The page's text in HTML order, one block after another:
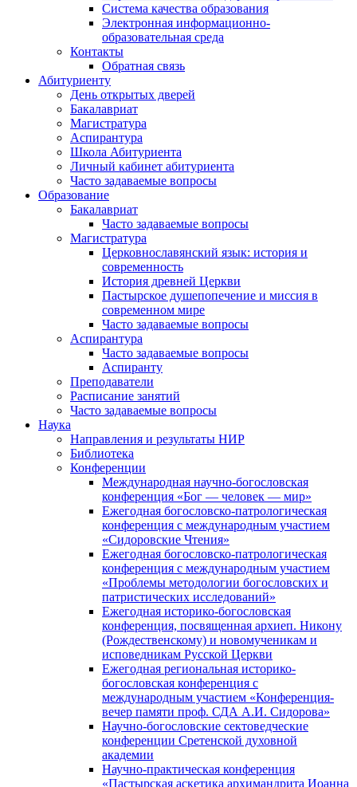
Система качества образования
Электронная информационно-
образовательная среда
Контакты
Обратная связь
Абитуриенту
День открытых дверей
Бакалавриат
Магистратура
Аспирантура
Школа Абитуриента
Личный кабинет абитуриента
Часто задаваемые вопросы
Образование
Бакалавриат
Часто задаваемые вопросы
Магистратура
Церковнославянский язык: история и
современность
История древней Церкви
Пастырское душепопечение и миссия в
современном мире
Часто задаваемые вопросы
Аспирантура
Часто задаваемые вопросы
Аспиранту
Преподаватели
Расписание занятий
Часто задаваемые вопросы
Наука
Направления и результаты НИР
Библиотека
Конференции
Международная научно-богословская
конференция «Бог — человек — мир»
Ежегодная богословско-патрологическая
конференция с международным участием
«Сидоровские Чтения»
Ежегодная богословско-патрологическая
конференция с международным участием
«Проблемы методологии богословских и
патристических исследований»
Ежегодная историко-богословская
конференция, посвященная архиеп. Никону
(Рождественскому) и новомученикам и
исповедникам Русской Церкви
Ежегодная региональная историко-
богословская конференция с
международным участием «Конференция-
вечер памяти проф. СДА А.И. Сидорова»
Научно-богословские сектоведческие
конференции Сретенской духовной
академии
Научно-практическая конференция
«Пастырская аскетика архимандрита Иоанна